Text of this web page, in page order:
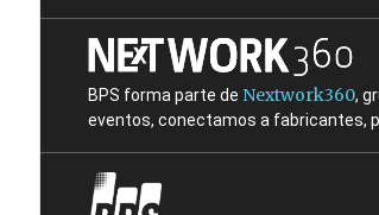
BPS forma parte de Nextwork360,
eventos, conectamos a fabricantes,